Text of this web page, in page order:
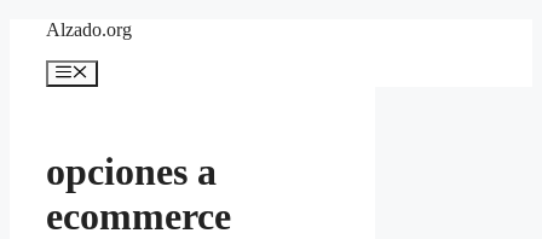
content
Alzado.org
Menu
opciones a
ecommerce